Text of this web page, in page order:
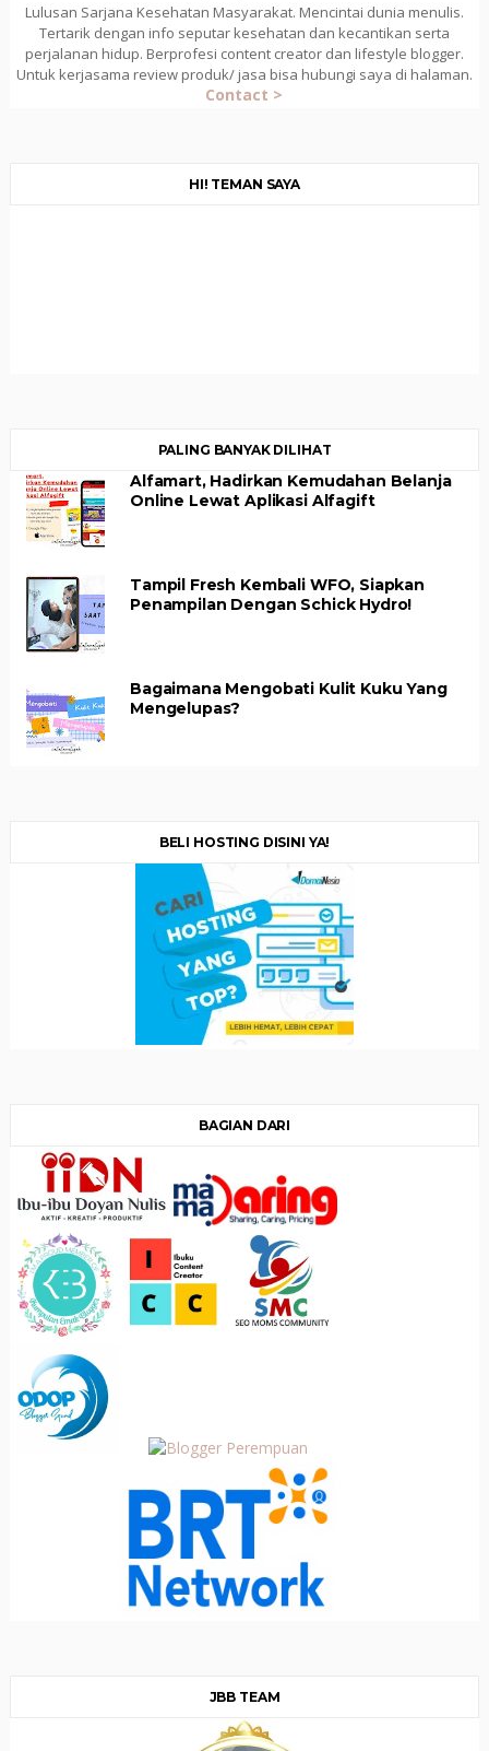
Lulusan Sarjana Kesehatan Masyarakat. Mencintai dunia menulis.
Tertarik dengan info seputar kesehatan dan kecantikan serta
perjalanan hidup. Berprofesi content creator dan lifestyle blogger.
Untuk kerjasama review produk/ jasa bisa hubungi saya di halaman.
Contact >
HI! TEMAN SAYA
PALING BANYAK DILIHAT
Alfamart, Hadirkan Kemudahan Belanja
Online Lewat Aplikasi Alfagift
Tampil Fresh Kembali WFO, Siapkan
Penampilan Dengan Schick Hydro!
Bagaimana Mengobati Kulit Kuku Yang
Mengelupas?
BELI HOSTING DISINI YA!
BAGIAN DARI
JBB TEAM